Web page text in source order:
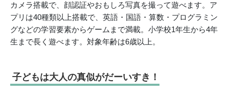
カメラ搭載で、顔認証やおもしろ写真を撮って遊べます。ア
プリは40種類以上搭載で、英語・国語・算数・プログラミン
グなどの学習要素からゲームまで満載。小学校1年生から4年
生まで長く遊べます。対象年齢は6歳以上。
子どもは大人の真似がだーいすき！